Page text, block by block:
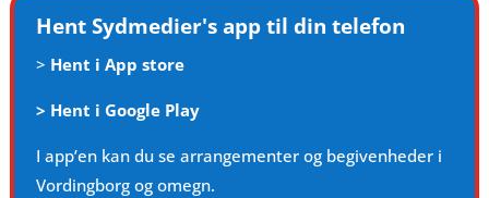
Hent Sydmedier's app til din telefon
> Hent i App store
> Hent i Google Play
I app’en kan du se arrangementer og begivenheder i
Vordingborg og omegn.